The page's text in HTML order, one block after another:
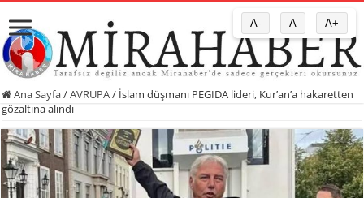
Ana Sayfa/AVRUPA/ İslam düşmanı PEGIDA lideri, Kur’an’a hakaretten
gözaltına alındı
A- A A+